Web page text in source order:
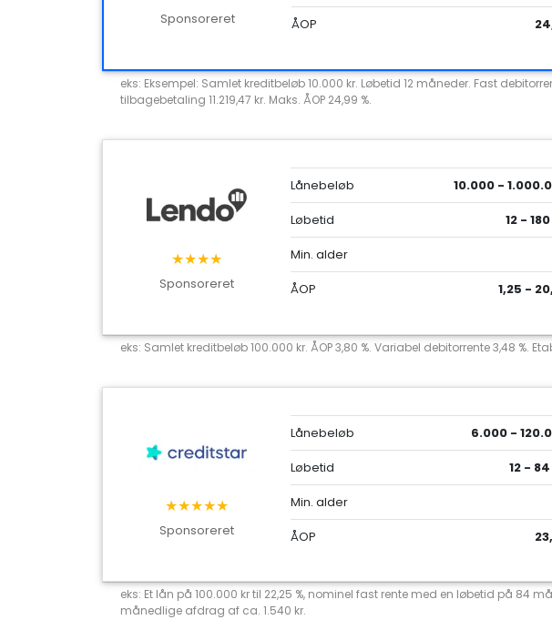
Sponsoreret
ÅOP
eks: Eksempel: Samlet kreditbeløb 10.000 kr. Løbetid 12 måneder. Fast
tilbagebetaling 11.219,47 kr. Maks. ÅOP 24,99 %.
★★★★
Sponsoreret
Lånebeløb
10.000 -
Løbetid
12 -
Min. alder
ÅOP
1,25 -
eks: Samlet kreditbeløb 100.000 kr. ÅOP 3,80 %. Variabel debitorrente 3,48 %.
★★★★★
Sponsoreret
Lånebeløb
6.000 -
Løbetid
12 -
Min. alder
ÅOP
eks: Et lån på 100.000 kr til 22,25 %, nominel fast rente med en løbetid på 84
månedlige afdrag af ca. 1.540 kr.